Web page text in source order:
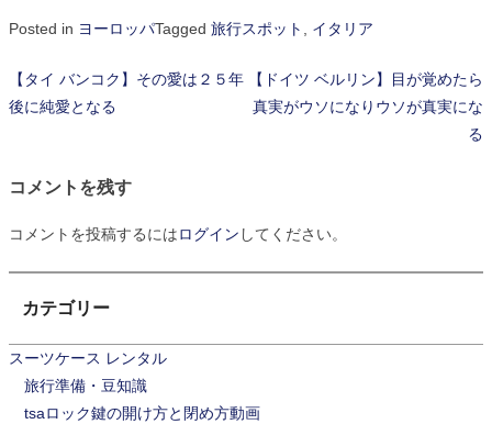
Posted in ヨーロッパTagged 旅行スポット イタリア
投
ゲ
ョ
ン
【タイ バンコク】その愛は２５年
後に純愛となる
【ドイツ ベルリン】目が覚めたら
真実がウソになりウソが真実にな
る
コメントを残す
コメントを投稿するにはログイン してください。
カテゴリー
スーツケース レンタル
旅行準備・豆知識
tsaロック鍵の開け方と閉め方動画